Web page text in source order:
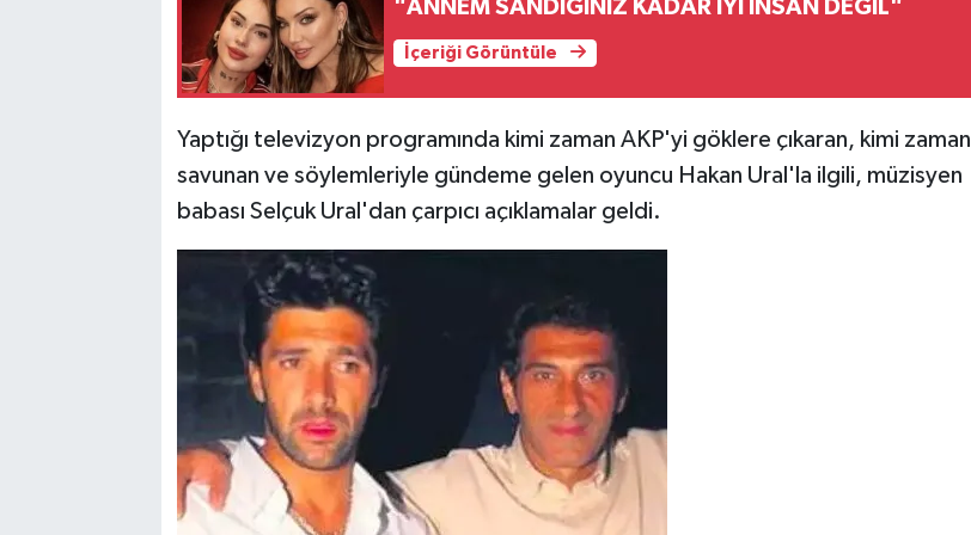
"ANNEM SANDIĞINIZ KADAR İYİ İNSAN DEĞİL"
İçeriği Görüntüle
Yaptığı televizyon programında kimi zaman AKP'yi göklere çıkaran, kimi zaman
savunan ve söylemleriyle gündeme gelen oyuncu Hakan Ural'la ilgili, müzisyen
babası Selçuk Ural'dan çarpıcı açıklamalar geldi.